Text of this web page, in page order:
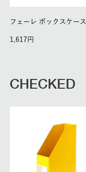
フェーレ ボックスケース
1,617
CHECKED